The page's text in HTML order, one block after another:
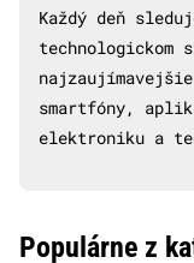
Každý deň
technologickom
smartfóny,
elektroniku a
Populárne z